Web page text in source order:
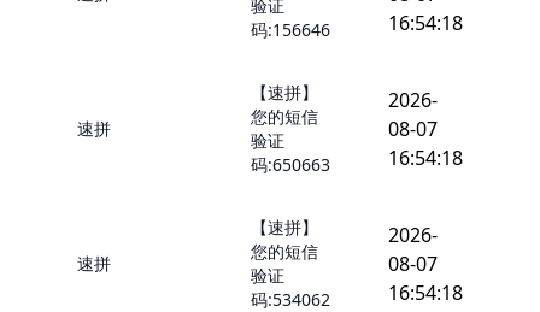
验证
码:156646
16:54:18
速拼
【速拼】
您的短信
验证
码:650663
2026-
08-07
16:54:18
速拼
【速拼】
您的短信
验证
码:534062
2026-
08-07
16:54:18